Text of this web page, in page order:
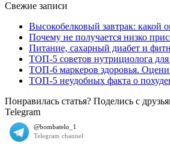
Свежие записи
Высокобелковый завтрак: какой
Почему не получается низко
Питание, сахарный диабет и
ТОП-5 советов нутрициолога
ТОП-6 маркеров здоровья. Оцени
ТОП-5 неудобных факта о
Понравилась статья? Поделись с
Telegram